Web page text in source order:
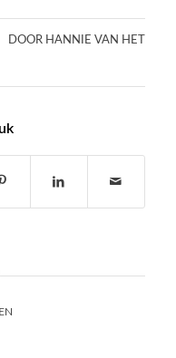
DOOR HANNIE VAN HET